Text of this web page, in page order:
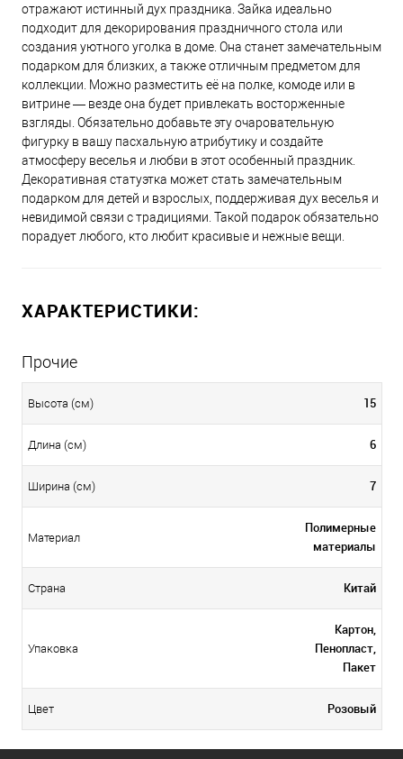
отражают истинный дух праздника. Зайка идеально
подходит для декорирования праздничного стола или
создания уютного уголка в доме. Она станет замечательным
подарком для близких, а также отличным предметом для
коллекции. Можно разместить её на полке, комоде или в
витрине — везде она будет привлекать восторженные
взгляды. Обязательно добавьте эту очаровательную
фигурку в вашу пасхальную атрибутику и создайте
атмосферу веселья и любви в этот особенный праздник.
Декоративная статуэтка может стать замечательным
подарком для детей и взрослых, поддерживая дух веселья и
невидимой связи с традициями. Такой подарок обязательно
порадует любого, кто любит красивые и нежные вещи.
ХАРАКТЕРИСТИКИ:
Прочие
Высота (см) 15
Длина (см) 6
Ширина (см) 7
Материал
Полимерные
материалы
Страна Китай
Упаковка
Картон,
Пенопласт,
Пакет
Цвет Розовый